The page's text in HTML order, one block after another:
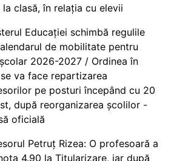
la clasă, în relația cu elevii
Educației schimbă regulile
de mobilitate pentru
2026-2027 / Ordinea în
va face repartizarea
pe posturi începând cu 20
după reorganizarea școlilor -
oficială
Petruț Rizea: O profesoară a
4.90 la Titularizare, iar după